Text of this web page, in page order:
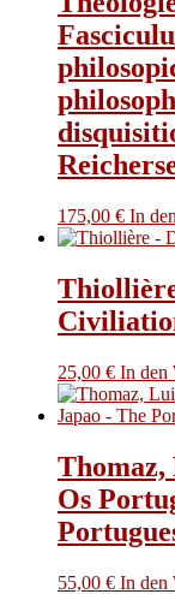
175,00 € In
25,00 € In den
Thomaz,
Os
55,00 € In den